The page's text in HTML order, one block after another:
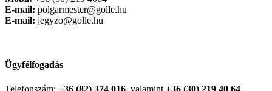
E-mail: polgarmester@golle.hu
E-mail: jegyzo@golle.hu
Ügyfélfogadás
Telefonszám: +36 (82) 374 016, valamint +36 (30) 219 40 64